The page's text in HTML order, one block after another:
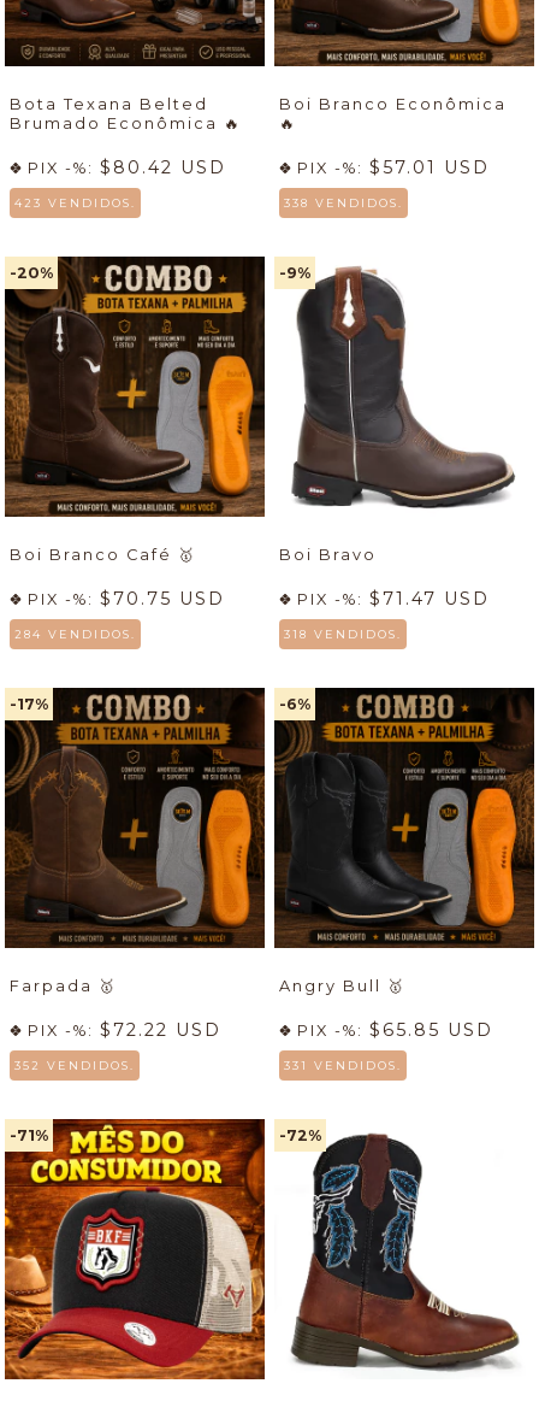
Bota Texana Belted
Brumado Econômica
🔥
PIX -%: $80.42 USD
423 VENDIDOS.
Boi Branco Econômica
🔥
PIX -%: $57.01 USD
338 VENDIDOS.
-20%
Boi Branco Café 🥇
PIX -%: $70.75 USD
284 VENDIDOS.
-9%
Boi Bravo
PIX -%: $71.47 USD
318 VENDIDOS.
-17%
Farpada 🥇
PIX -%: $72.22 USD
352 VENDIDOS.
-6%
Angry Bull 🥇
PIX -%: $65.85 USD
331 VENDIDOS.
-71% -72%